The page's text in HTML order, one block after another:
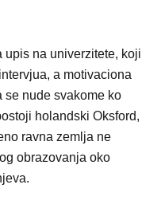
upis na univerzitete, koji
a motivaciona
se nude svakome ko
holandski Oksford,
ravna zemlja ne
obrazovanja oko